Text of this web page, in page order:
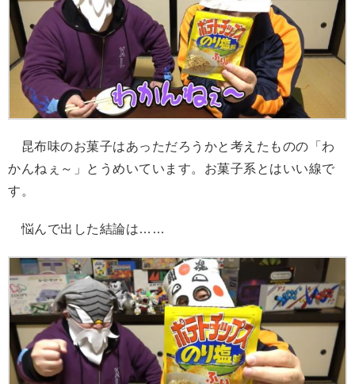
昆布味のお菓子はあっただろうかと考えたものの「わ
かんねぇ～」とうめいています。お菓子系とはいい線で
す。
悩んで出した結論は……